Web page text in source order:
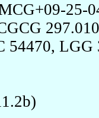
25-
54470, LGG